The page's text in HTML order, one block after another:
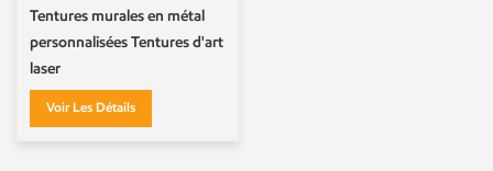
Tentures murales en métal
personnalisées Tentures d'art
laser
Voir Les Détails